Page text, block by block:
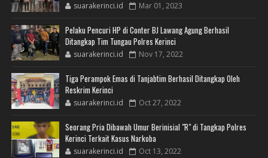
suarakerinci.id Mar 01, 2023
Pelaku Pencuri HP di Conter BJ Lawang Agung Berhasil
Ditangkap Tim Tungau Polres Kerinci
suarakerinci.id Nov 17, 2022
Tiga Perampok Emas di Tanjabtim Berhasil Ditangkap Oleh
Reskrim Kerinci
suarakerinci.id Oct 27, 2022
Seorang Pria Dibawah Umur Berinisial "R" di Tangkap Polres
Kerinci Terkait Kasus Narkoba
suarakerinci.id Oct 13, 2022